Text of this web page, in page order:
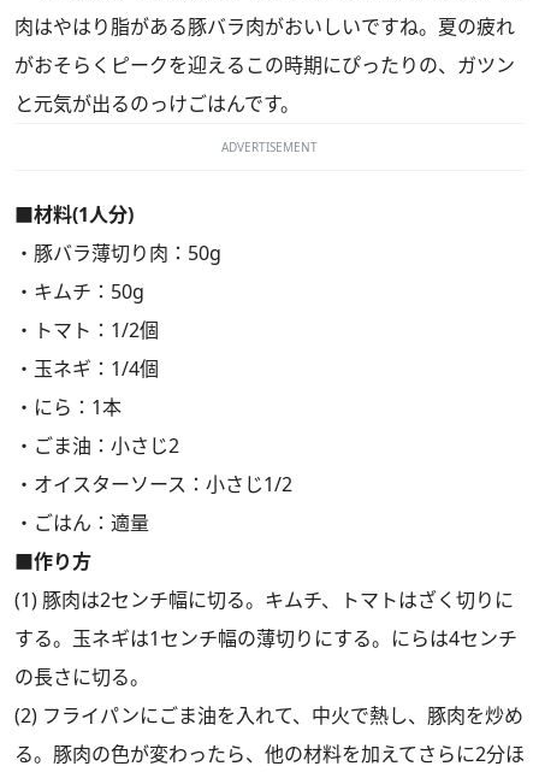
肉はやはり脂がある豚バラ肉がおいしいですね。夏の疲れ
がおそらくピークを迎えるこの時期にぴったりの、ガツン
と元気が出るのっけごはんです。
ADVERTISEMENT
■材料(1人分)
・豚バラ薄切り肉：50g
・キムチ：50g
・トマト：1/2個
・玉ネギ：1/4個
・にら：1本
・ごま油：小さじ2
・オイスターソース：小さじ1/2
・ごはん：適量
■作り方
(1) 豚肉は2センチ幅に切る。キムチ、トマトはざく切りに
する。玉ネギは1センチ幅の薄切りにする。にらは4センチ
の長さに切る。
(2) フライパンにごま油を入れて、中火で熱し、豚肉を炒め
る。豚肉の色が変わったら、他の材料を加えてさらに2分ほ